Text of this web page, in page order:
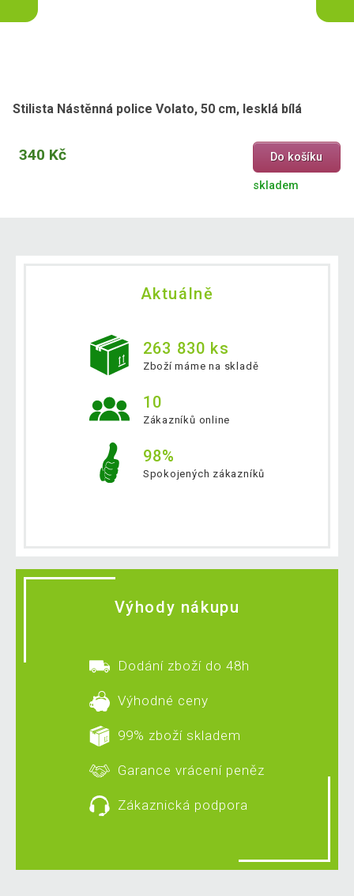
Stilista Nástěnná police Volato, 50 cm, lesklá bílá
340 Kč Do košíku
skladem
Aktuálně
263 830 ks
Zboží máme na skladě
10
Zákazníků online
98%
Spokojených zákazníků
Výhody nákupu
Dodání zboží do 48h
Výhodné ceny
99% zboží skladem
Garance vrácení peněz
Zákaznická podpora